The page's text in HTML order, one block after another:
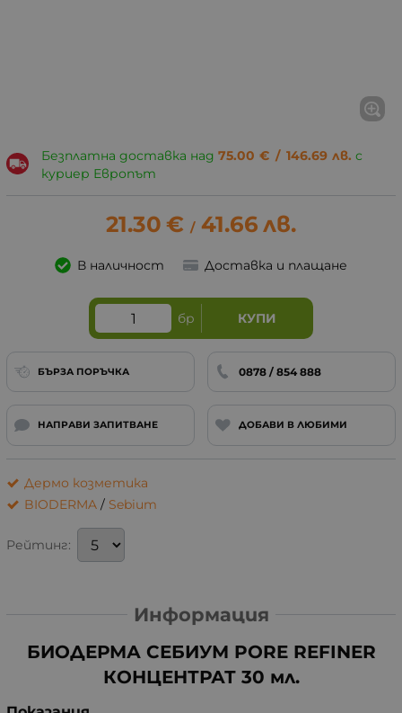
Безплатна доставка над 75.00 € / 146.69 лв. с
куриер Европът
21.30 € / 41.66 лв.
В наличност Доставка и плащане
бр КУПИ
БЪРЗА ПОРЪЧКА 0878 / 854 888
НАПРАВИ ЗАПИТВАНЕ ДОБАВИ В ЛЮБИМИ
Дермо козметика
BIODERMA / Sebium
Рейтинг:
Информация
БИОДЕРМА СЕБИУМ PORE REFINER
КОНЦЕНТРАТ 30 мл.